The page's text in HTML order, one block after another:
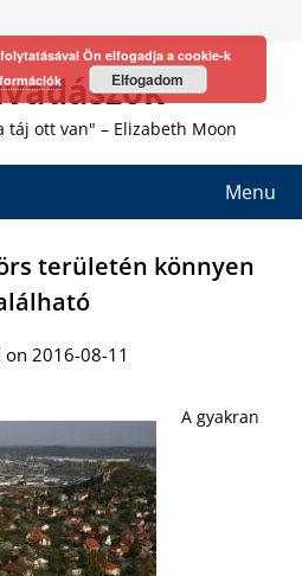
táj ott van" – Elizabeth Moon
Menu
területén könnyen
on 2016-08-11
A gyakran
Ön elfogadja a cookie-k
Elfogadom